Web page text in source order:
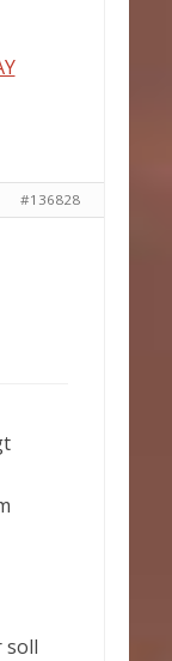
#136828
soll